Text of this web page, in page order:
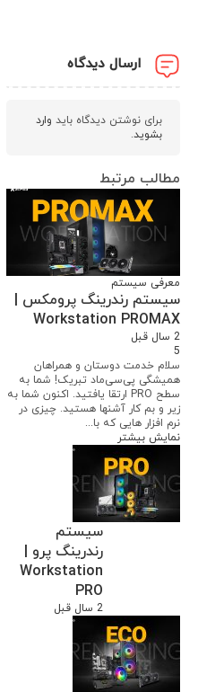
ارسال دیدگاه
برای نوشتن دیدگاه باید وارد
بشوید.
مطالب مرتبط
معرفی سیستم
سیستم رندرینگ پرومکس |
Workstation PROMAX
2 سال قبل
5
سلام خدمت دوستان و همراهان
همیشگی پی‌سی‌ماد تبریک! شما به
سطح PRO ارتقا یافتید. اکنون شما به
زیر و بم کار آشنها هستید. چیزی در
نرم افزار هایی که با...
نمایش بیشتر
سیستم
رندرینگ پرو |
Workstation
PRO
2 سال قبل